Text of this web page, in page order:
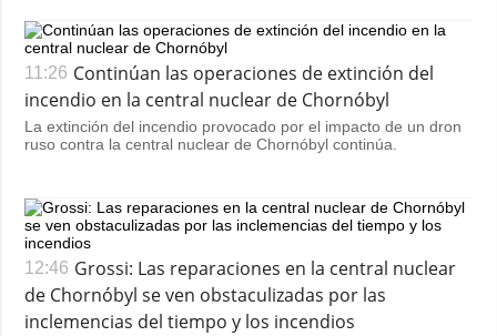
11:26 Continúan las operaciones de extinción del
incendio en la central nuclear de Chornóbyl
La extinción del incendio provocado por el impacto de un dron
ruso contra la central nuclear de Chornóbyl continúa.
12:46 Grossi: Las reparaciones en la central nuclear
de Chornóbyl se ven obstaculizadas por las
inclemencias del tiempo y los incendios